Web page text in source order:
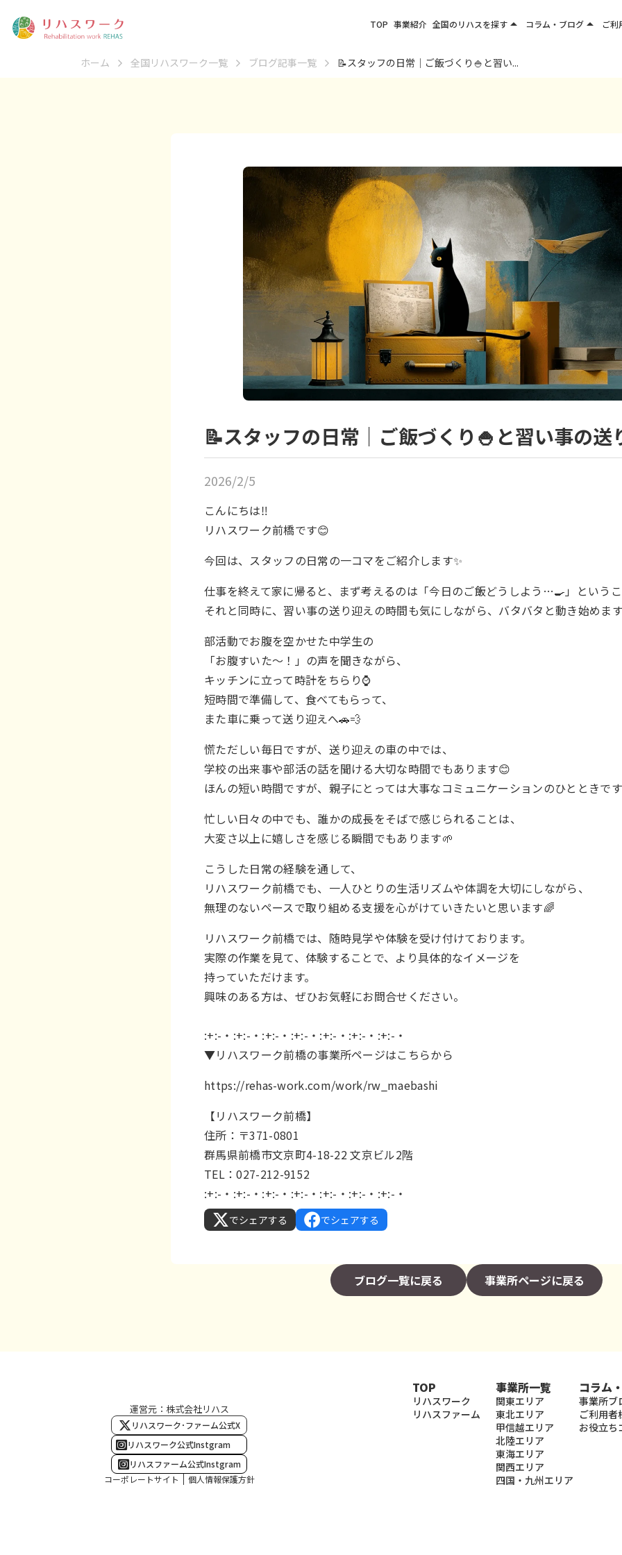
ホーム 全国リハスワーク一覧 ブログ記事一覧 📝スタッフの日常｜ご飯づくり🍚と習い...
📝スタッフの日常｜ご飯づくり🍚と習い事の送
2026/2/5
こんにちは‼️
リハスワーク前橋です😊
今回は、スタッフの日常の一コマをご紹介します✨
仕事を終えて家に帰ると、まず考えるのは「今日のご飯どうしよう…🍳」という
それと同時に、習い事の送り迎えの時間も気にしながら、バタバタと動き始めま
部活動でお腹を空かせた中学生の
「お腹すいた〜！」の声を聞きながら、
キッチンに立って時計をちらり⌚
短時間で準備して、食べてもらって、
また車に乗って送り迎えへ🚗💨
慌ただしい毎日ですが、送り迎えの車の中では、
学校の出来事や部活の話を聞ける大切な時間でもあります😊
ほんの短い時間ですが、親子にとっては大事なコミュニケーションのひとときで
忙しい日々の中でも、誰かの成長をそばで感じられることは、
大変さ以上に嬉しさを感じる瞬間でもあります🌱
こうした日常の経験を通して、
リハスワーク前橋でも、一人ひとりの生活リズムや体調を大切にしながら、
無理のないペースで取り組める支援を心がけていきたいと思います🌈
リハスワーク前橋では、随時見学や体験を受け付けております。
実際の作業を見て、体験することで、より具体的なイメージを
持っていただけます。
興味のある方は、ぜひお気軽にお問合せください。
:+:-・:+:-・:+:-・:+:-・:+:-・:+:-・:+:-・
▼リハスワーク前橋の事業所ページはこちらから
https://rehas-work.com/work/rw_maebashi
【リハスワーク前橋】
住所：〒371-0801
群馬県前橋市文京町4-18-22 文京ビル2階
TEL：027-212-9152
:+:-・:+:-・:+:-・:+:-・:+:-・:+:-・:+:-・
でシェアする でシェアする
ブログ一覧に戻る 事業所ページに戻る
TOP 事業紹介 全国のリハスを探すarrow_drop_up
東北エリア
四国・九州エリア
コラム・ブログarrow_drop_up ご利
運営元：株式会社リハス
リハスワーク･ファーム公式X
リハスワーク公式Instgram
リハスファーム公式Instgram
コーポレートサイト
個人情報保護方針
TOP
リハスワーク
リハスファーム
事業所一覧
関東エリア
東北エリア
甲信越エリア
北陸エリア
東海エリア
関西エリア
四国・九州エリア
コラム
事業所ブ
ご利用者
お役立ち